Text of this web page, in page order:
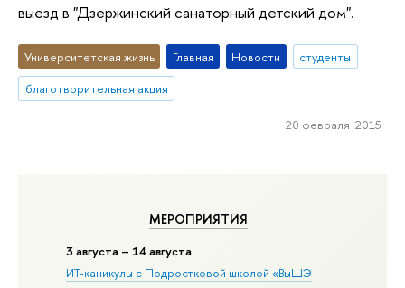
МЕРОПРИЯТИЯ
3 августа – 14 августа
ИТ-каникулы с Подростковой школой «ВыШЭ
выезд в "Дзержинский санаторный детский дом".
Университетская жизнь Главная Новости
студенты
благотворительная акция
20 февраля 2015